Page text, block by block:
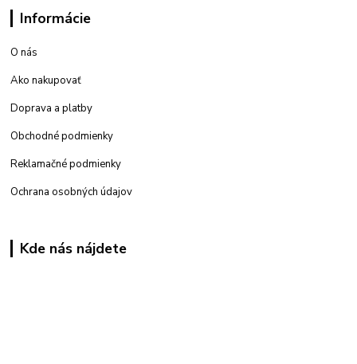
Informácie
O nás
Ako nakupovať
Doprava a platby
Obchodné podmienky
Reklamačné podmienky
Ochrana osobných údajov
Kde nás nájdete